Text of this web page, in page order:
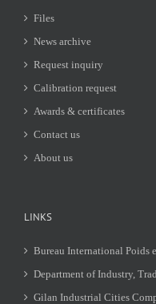
Files
News archive
Request inquiry
Calibration request
Awards & certificates
Contact us
About us
LINKS
Bureau International Poids
Department of Industry,
Gilan Industrial Cities